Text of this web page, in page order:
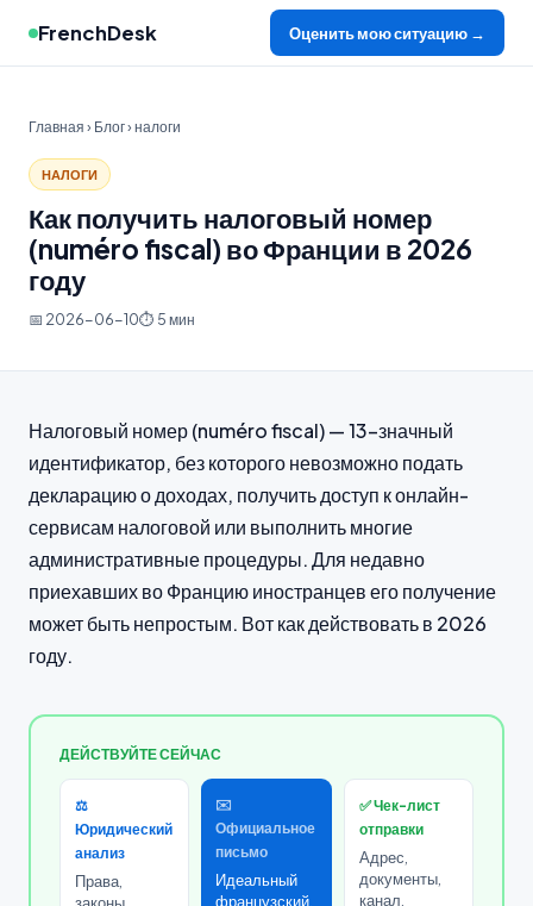
FrenchDesk Оценить мою ситуацию →
Главная› Блог› налоги
НАЛОГИ
Как получить налоговый номер
(numéro fiscal) во Франции в 2026
году
📅 2026-06-10⏱ 5 мин
Налоговый номер (numéro fiscal) — 13-значный
идентификатор, без которого невозможно подать
декларацию о доходах, получить доступ к онлайн-
сервисам налоговой или выполнить многие
административные процедуры. Для недавно
приехавших во Францию иностранцев его получение
может быть непростым. Вот как действовать в 2026
году.
ДЕЙСТВУЙТЕ СЕЙЧАС
⚖️
Юридический
анализ
Права,
законы,
✉️
Официальное
письмо
Идеальный
французский.
✅ Чек-лист
отправки
Адрес,
документы,
канал.